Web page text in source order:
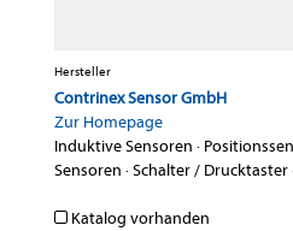
Hersteller
Contrinex Sensor GmbH
Zur Homepage
Induktive Sensoren ·
Sensoren ·Schalter / Drucktaster
Katalog vorhanden